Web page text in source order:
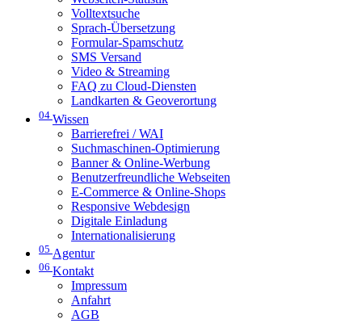
Volltextsuche
Sprach-Übersetzung
Formular-Spamschutz
SMS Versand
Video & Streaming
FAQ zu Cloud-Diensten
Landkarten & Geoverortung
04 Wissen
Barrierefrei / WAI
Suchmaschinen-Optimierung
Banner & Online-Werbung
Benutzerfreundliche Webseiten
E-Commerce & Online-Shops
Responsive Webdesign
Digitale Einladung
Internationalisierung
05 Agentur
06 Kontakt
Impressum
Anfahrt
AGB